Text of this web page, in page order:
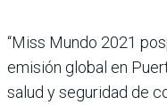
“Miss Mundo 2021
emisión global en
salud y seguridad de